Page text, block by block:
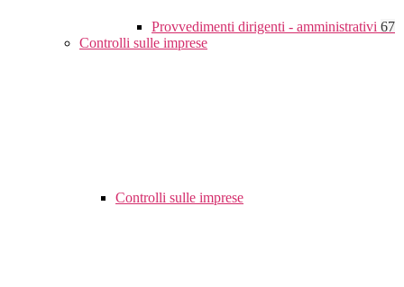
Provvedimenti dirigenti - amministrativi 67
Controlli sulle imprese
Controlli sulle imprese